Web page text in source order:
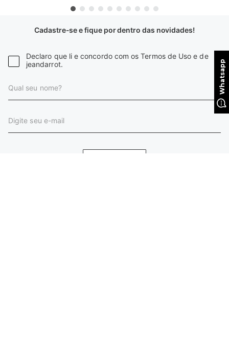
Cadastre-se e fique por dentro das novidades!
Declaro que li e concordo com os Termos de Uso e de
jeandarrot.